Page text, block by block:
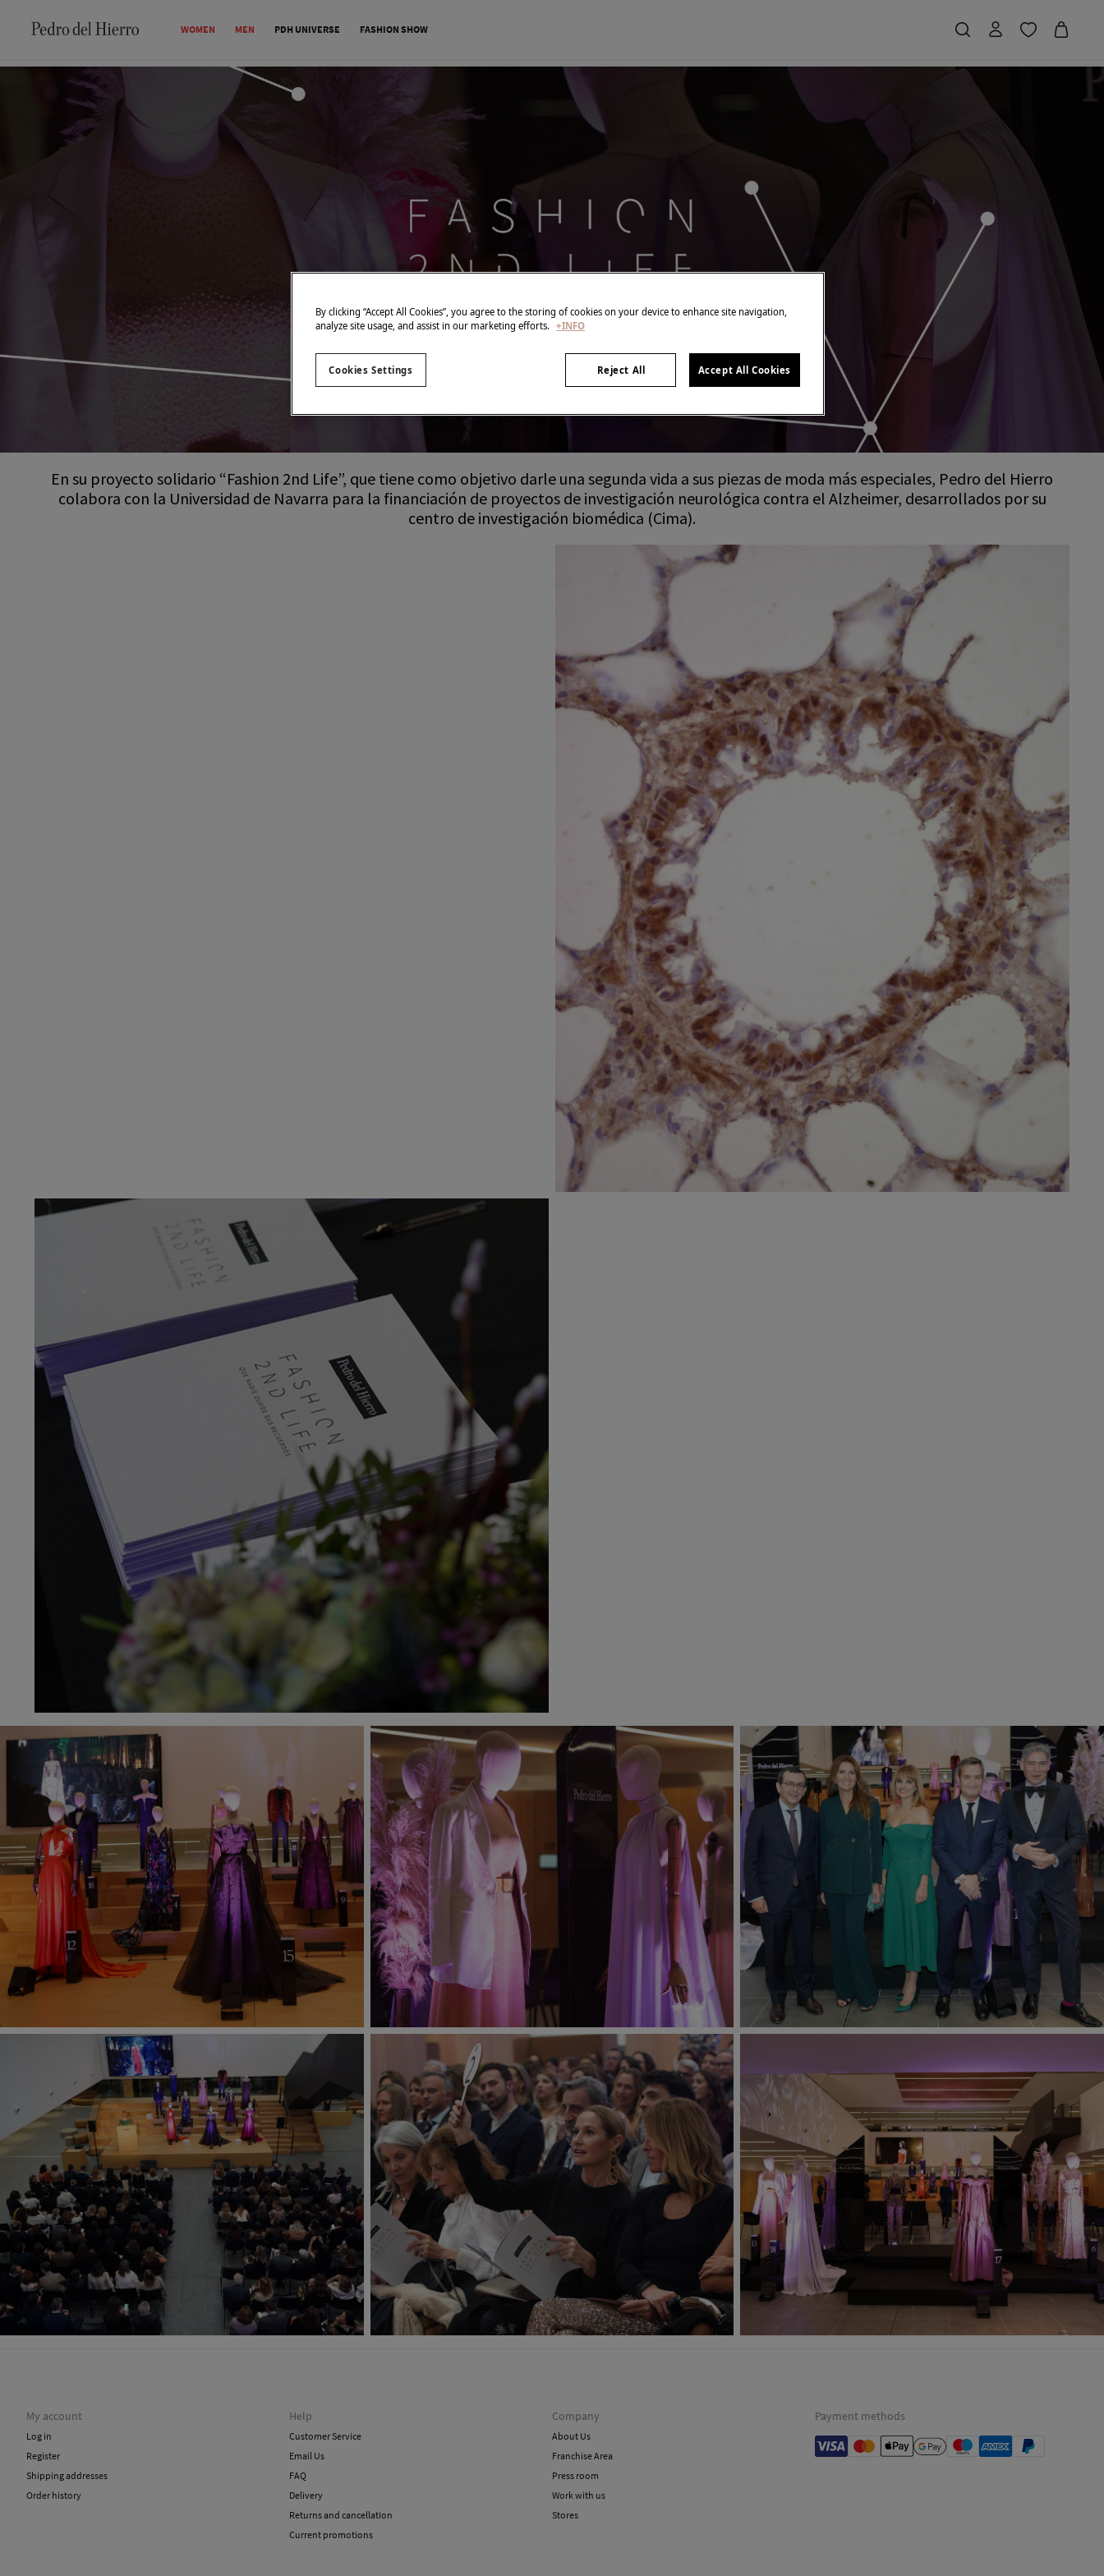
WOMEN MEN PDH UNIVERSE FASHION SHOW
En su proyecto solidario “Fashion 2nd Life”, que tiene como objetivo darle una segunda vida a sus piezas de moda más especiales, Pedro del Hierro
colabora con la Universidad de Navarra para la financiación de proyectos de investigación neurológica contra el Alzheimer, desarrollados por su
centro de investigación biomédica (Cima).
My account
Log in
Register
Shipping addresses
Order history
Help
Customer Service
Email Us
FAQ
Delivery
Returns and cancellation
Current promotions
Company
About Us
Franchise Area
Press room
Work with us
Stores
Payment methods
By clicking “Accept All Cookies”, you agree to the storing of cookies on your device to enhance site navigation,
analyze site usage, and assist in our marketing efforts. +INFO
Reject All Accept All Cookies
Cookies Settings